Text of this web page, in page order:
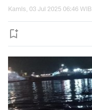
Kamis, 03 Jul 2025 06:46 WIB